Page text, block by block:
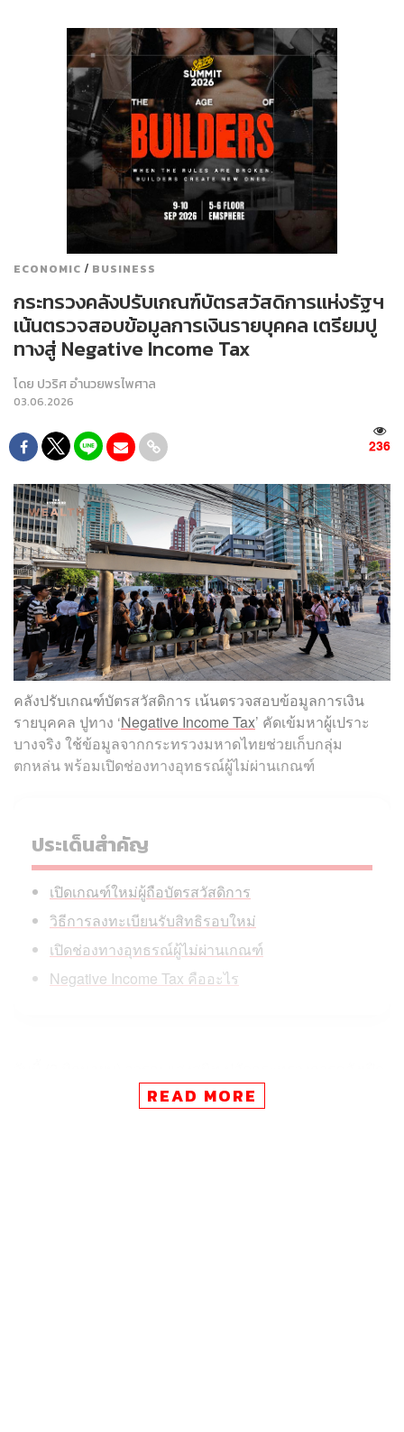
ECONOMIC / BUSINESS
กระทรวงคลังปรับเกณฑ์บัตรสวัสดิการแห่งรัฐฯ
เน้นตรวจสอบข้อมูลการเงินรายบุคคล เตรียมปู
ทางสู่ Negative Income Tax
โดย ปวริศ อำนวยพรไพศาล
03.06.2026
236
คลังปรับเกณฑ์บัตรสวัสดิการ เน้นตรวจสอบข้อมูลการเงิน
รายบุคคล ปูทาง ‘Negative Income Tax’ คัดเข้มหาผู้เปราะ
บางจริง ใช้ข้อมูลจากกระทรวงมหาดไทยช่วยเก็บกลุ่ม
ตกหล่น พร้อมเปิดช่องทางอุทธรณ์ผู้ไม่ผ่านเกณฑ์
ประเด็นสำคัญ
เปิดเกณฑ์ใหม่ผู้ถือบัตรสวัสดิการ
วิธีการลงทะเบียนรับสิทธิรอบใหม่
เปิดช่องทางอุทธรณ์ผู้ไม่ผ่านเกณฑ์
Negative Income Tax คืออะไร
เผยว่า ที่ประชุมคณะรัฐมนตรี (ครม.) มีมติเห็นชอบในการ
ปรับเกณฑ์และทบทวนสิทธิผู้ถือบัตรสวัสดิการแห่งรัฐให้มี
READ MORE